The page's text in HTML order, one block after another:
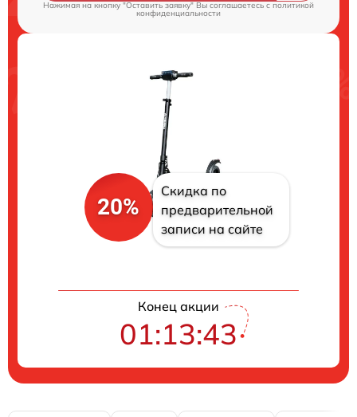
Нажимая на кнопку "Оставить заявку" Вы соглашаетесь cполитикой
конфиденциальности
20%
Скидка по
предварительной
записи на сайте
Конец акции
01:13:43